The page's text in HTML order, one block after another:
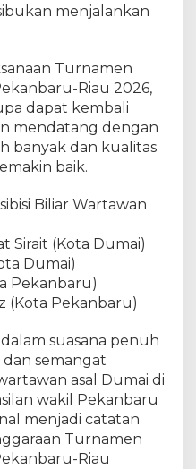
menjalankan
Turnamen
Riau 2026,
dapat kembali
mendatang dengan
banyak dan kualitas
baik.
Biliar Wartawan
Sirait (Kota Dumai)
Dumai)
Pekanbaru)
(Kota Pekanbaru)
suasana penuh
dan semangat
asal Dumai di
wakil Pekanbaru
menjadi catatan
Turnamen
Riau